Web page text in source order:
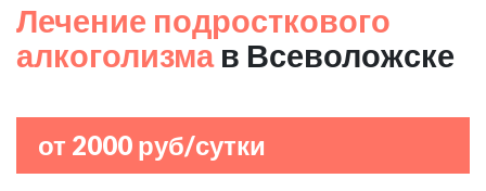
Лечение подросткового
алкоголизма в Всеволожске
от 2000 руб/сутки